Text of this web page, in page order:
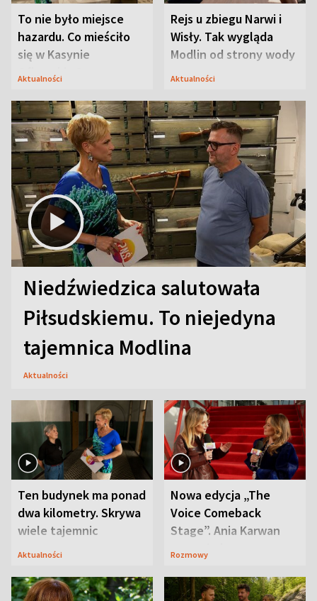
To nie było miejsce
hazardu. Co mieściło
się w Kasynie
Oficerskim?
Aktualności
Rejs u zbiegu Narwi i
Wisły. Tak wygląda
Modlin od strony wody
Aktualności
Niedźwiedzica salutowała
Piłsudskiemu. To niejedyna
tajemnica Modlina
Aktualności
Ten budynek ma ponad
dwa kilometry. Skrywa
wiele tajemnic
Aktualności
Nowa edycja „The
Voice Comeback
Stage”. Ania Karwan
zapowiada
Rozmowy